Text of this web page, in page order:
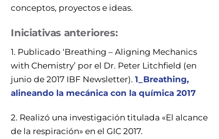
conceptos, proyectos e ideas.
Iniciativas anteriores:
1. Publicado ‘Breathing – Aligning Mechanics
with Chemistry’ por el Dr. Peter Litchfield (en
junio de 2017 IBF Newsletter).1_Breathing,
alineando la mecánica con la química 2017
2. Realizó una investigación titulada «El alcance
de la respiración» en el GIC 2017.